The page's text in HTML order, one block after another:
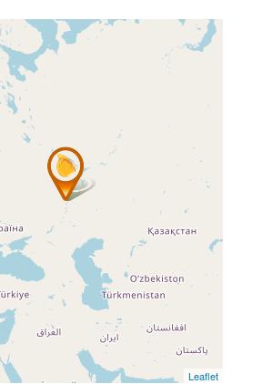
Leaflet